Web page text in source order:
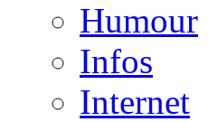
Humour
Infos
Internet